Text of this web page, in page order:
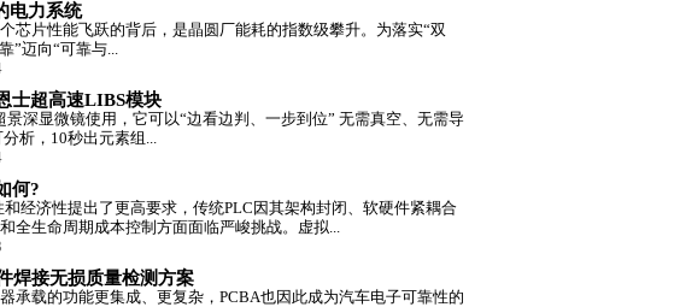
电力系统
芯片性能飞跃的背后，是晶圆厂能耗的指数级攀升。为落实“双
”迈向“可靠与...
士超高速LIBS模块
深显微镜使用，它可以“边看边判、一步到位” 无需真空、无需导
析，10秒出元素组...
何?
经济性提出了更高要求，传统PLC因其架构封闭、软硬件紧耦合
全生命周期成本控制方面面临严峻挑战。虚拟...
焊接无损质量检测方案
承载的功能更集成、更复杂，PCBA也因此成为汽车电子可靠性的